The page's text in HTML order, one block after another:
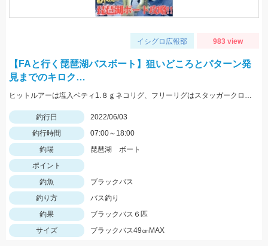
イシグロ広報部 983 view
【FAと行く琵琶湖バスボート】狙いどころとパターン発
見までのキロク…
ヒットルアーは塩入ベティ1.８ｇネコリグ、フリーリグはスタッガークロー５ｇフリーリグでした♪濃い色のワームがＧＯＯＤ★
釣行日
2022/06/03
釣行時間
07:00～18:00
釣場
琵琶湖 ボート
ポイント
釣魚
ブラックバス
釣り方
バス釣り
釣果
ブラックバス６匹
サイズ
ブラックバス49㎝MAX